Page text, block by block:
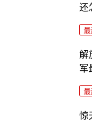
还
最
解
军
最
惊